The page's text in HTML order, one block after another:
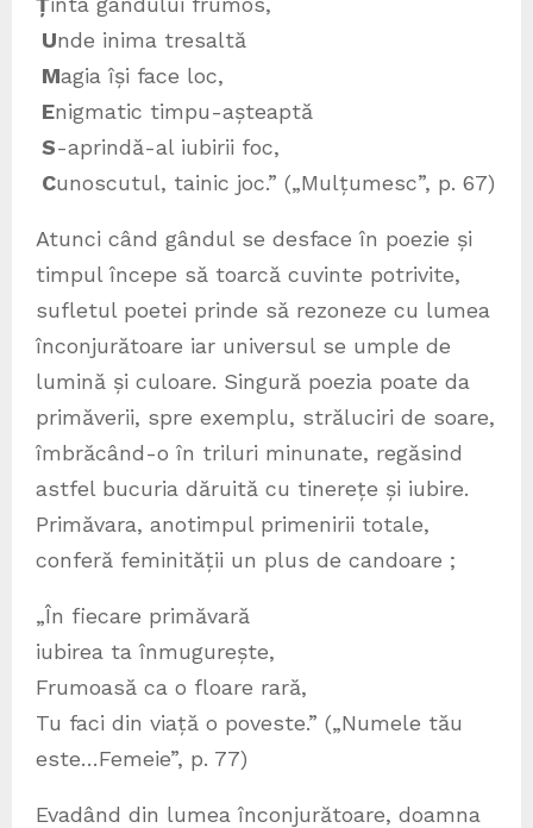
Unde inima tresaltă
Magia își face loc,
Enigmatic timpu-așteaptă
S-aprindă-al iubirii foc,
Cunoscutul, tainic joc.” („Mulțumesc”, p. 67)
Atunci când gândul se desface în poezie și
timpul începe să toarcă cuvinte potrivite,
sufletul poetei prinde să rezoneze cu lumea
înconjurătoare iar universul se umple de
lumină și culoare. Singură poezia poate da
primăverii, spre exemplu, străluciri de soare,
îmbrăcând-o în triluri minunate, regăsind
astfel bucuria dăruită cu tinerețe și iubire.
Primăvara, anotimpul primenirii totale,
conferă feminității un plus de candoare ;
„În fiecare primăvară
iubirea ta înmugurește,
Frumoasă ca o floare rară,
Tu faci din viață o poveste.” („Numele tău
este…Femeie”, p. 77)
Evadând din lumea înconjurătoare, doamna